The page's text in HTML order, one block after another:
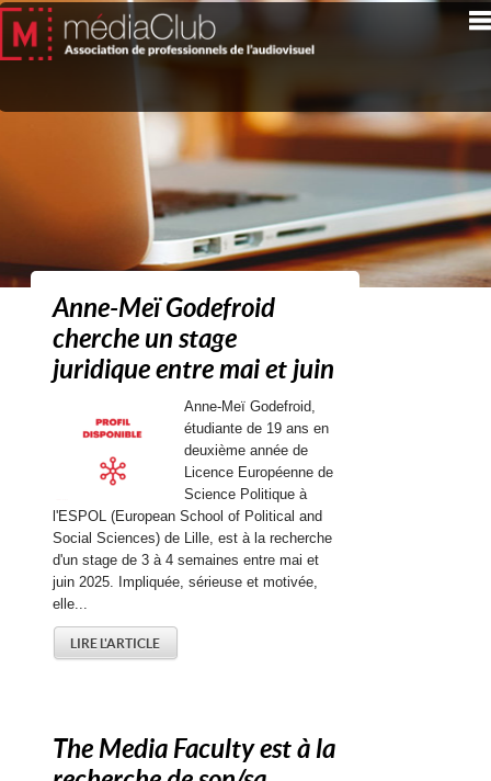
Anne-Meï Godefroid
cherche un stage
juridique entre mai et juin
Anne-Meï Godefroid,
étudiante de 19 ans en
deuxième année de
Licence Européenne de
Science Politique à
l'ESPOL (European School of Political and
Social Sciences) de Lille, est à la recherche
d'un stage de 3 à 4 semaines entre mai et
juin 2025. Impliquée, sérieuse et motivée,
elle...
LIRE L'ARTICLE
The Media Faculty est à la